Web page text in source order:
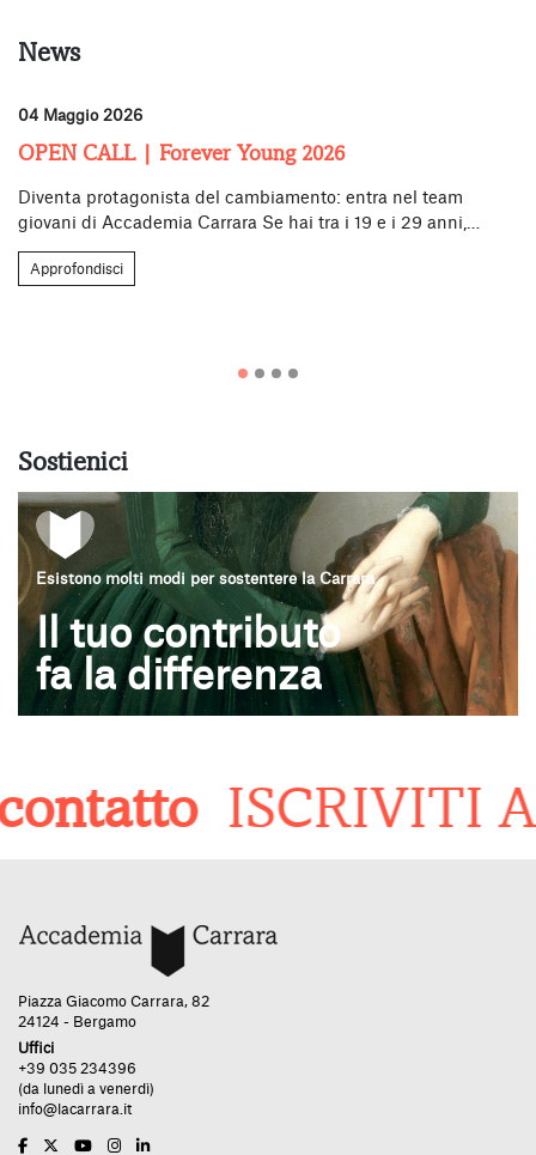
News
04 Maggio 2026
OPEN CALL | Forever Young 2026
Diventa protagonista del cambiamento: entra nel team
giovani di Accademia Carrara Se hai tra i 19 e i 29 anni,…
Approfondisci
Sostienici
Esistono molti modi per sostentere la Carrara
Il tuo contributo
fa la differenza
ISCRIVITI
Piazza Giacomo Carrara, 82
24124 - Bergamo
Uffici
+39 035 234396
(da lunedì a venerdì)
info@lacarrara.it